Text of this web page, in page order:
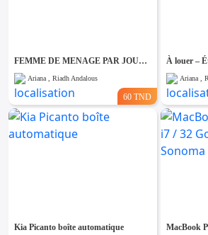
FEMME DE MENAGE PAR JOUR A RIADH ANNDALOUS
Ariana , Riadh Andalous
60 TND
Ariana ,
Kia Picanto boîte automatique